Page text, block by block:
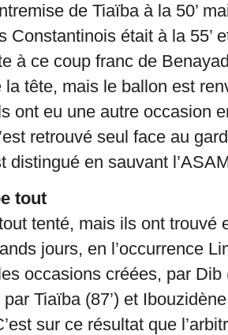
de Tiaïba à la 50’
Constantinois était à la 55’
à ce coup franc de
la tête, mais le ballon est
ont eu une autre occasion
retrouvé seul face au
distingué en sauvant
tout
tenté, mais ils ont trouvé
jours, en l’occurrence
occasions créées, par Dib
par Tiaïba (87’) et
sur ce résultat que